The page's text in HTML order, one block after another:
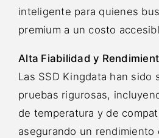
inteligente para quienes
premium a un costo
Alta Fiabilidad y
Las SSD Kingdata han sido
pruebas rigurosas,
de temperatura y de
asegurando un rendimiento